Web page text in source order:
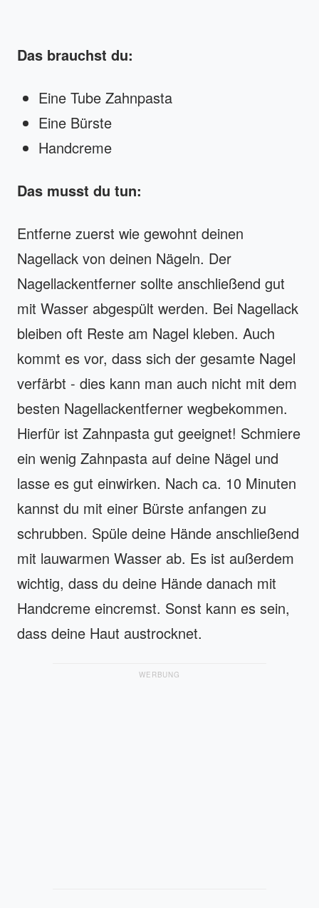
Das brauchst du:
Eine Tube Zahnpasta
Eine Bürste
Handcreme
Das musst du tun:
Entferne zuerst wie gewohnt deinen
Nagellack von deinen Nägeln. Der
Nagellackentferner sollte anschließend gut
mit Wasser abgespült werden. Bei Nagellack
bleiben oft Reste am Nagel kleben. Auch
kommt es vor, dass sich der gesamte Nagel
verfärbt - dies kann man auch nicht mit dem
besten Nagellackentferner wegbekommen.
Hierfür ist Zahnpasta gut geeignet! Schmiere
ein wenig Zahnpasta auf deine Nägel und
lasse es gut einwirken. Nach ca. 10 Minuten
kannst du mit einer Bürste anfangen zu
schrubben. Spüle deine Hände anschließend
mit lauwarmen Wasser ab. Es ist außerdem
wichtig, dass du deine Hände danach mit
Handcreme eincremst. Sonst kann es sein,
dass deine Haut austrocknet.
WERBUNG